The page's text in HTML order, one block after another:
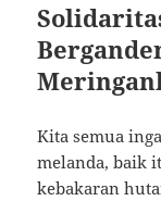
Kita semua
melanda, baik
kebakaran